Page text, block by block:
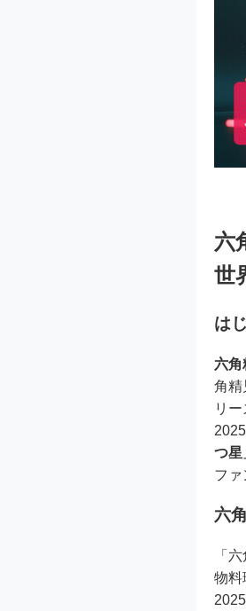
六
世
は
六角
角精
リー
つ星
ファ
六
「
物料